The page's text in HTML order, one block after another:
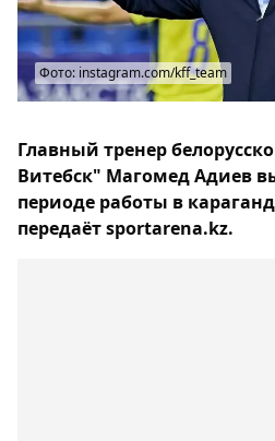
Фото: instagram.com/kff_team
Главный тренер
Витебск" Магомед Адиев
периоде работы в
передаёт sportarena.kz.